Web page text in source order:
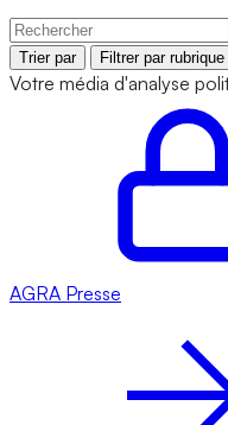
Trier par Filtrer par rubrique
Votre média d'analyse
AGRA Presse